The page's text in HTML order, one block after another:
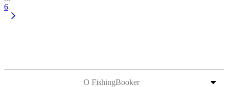
6
О FishingBooker